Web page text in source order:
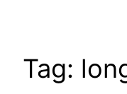
Tag: